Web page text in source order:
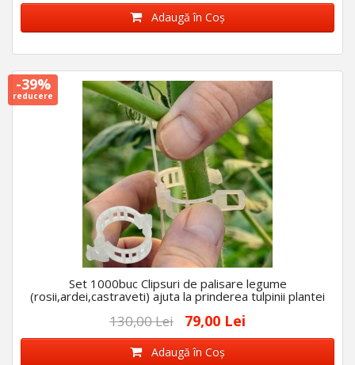
Adaugă în Coş
-39%
reducere
Set 1000buc Clipsuri de palisare legume
(rosii,ardei,castraveti) ajuta la prinderea tulpinii plantei
130,00 Lei 79,00 Lei
Adaugă în Coş